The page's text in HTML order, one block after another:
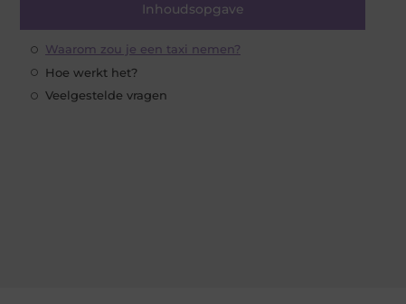
Inhoudsopgave
Waarom zou je een taxi nemen?
Hoe werkt het?
Veelgestelde vragen